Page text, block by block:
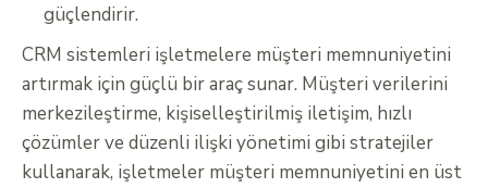
güçlendirir.
CRM sistemleri işletmelere müşteri memnuniyetini
artırmak için güçlü bir araç sunar. Müşteri verilerini
merkezileştirme, kişiselleştirilmiş iletişim, hızlı
çözümler ve düzenli ilişki yönetimi gibi stratejiler
kullanarak, işletmeler müşteri memnuniyetini en üst